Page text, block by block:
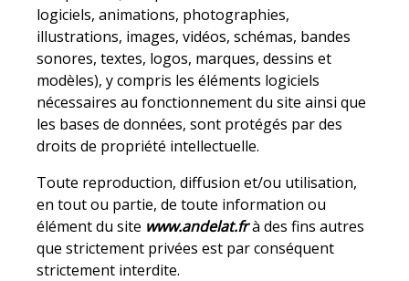
logiciels, animations, photographies,
illustrations, images, vidéos, schémas, bandes
sonores, textes, logos, marques, dessins et
modèles), y compris les éléments logiciels
nécessaires au fonctionnement du site ainsi que
les bases de données, sont protégés par des
droits de propriété intellectuelle.
Toute reproduction, diffusion et/ou utilisation,
en tout ou partie, de toute information ou
élément du site www.andelat.frà des fins autres
que strictement privées est par conséquent
strictement interdite.